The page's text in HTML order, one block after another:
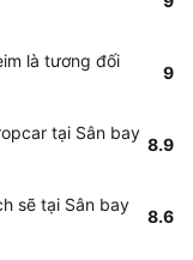
là tương đối
9
tại Sân bay
8.9
sẽ tại Sân bay
8.6